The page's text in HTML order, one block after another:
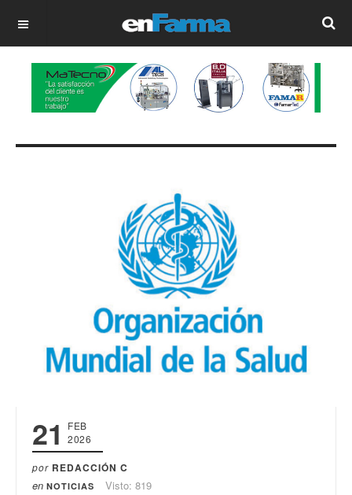
OFF CANVAS
21
FEB
2026
por REDACCIÓN C
en NOTICIAS Visto: 819